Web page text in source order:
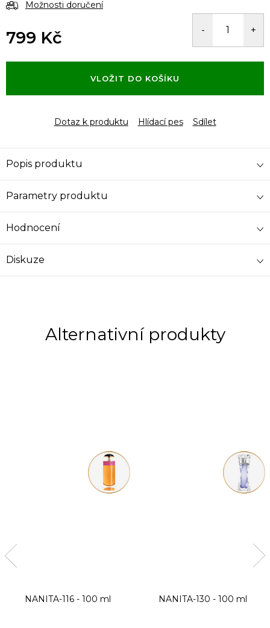
Možnosti doručení
799 Kč
cena:
VLOŽIT DO KOŠÍKU
Dotaz k produktu Hlídací pes Sdílet
Popis produktu
Parametry produktu
Hodnocení
Diskuze
NANITA-116 - 100 ml NANITA-130 - 100 ml